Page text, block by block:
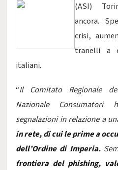
(ASI)
ancora.
crisi,
tranelli a
italiani.
“Il Comitato Regionale
Nazionale
segnalazioni in relazione a
in rete, di cui le prime a
dell’Ordine di Imperia.
frontiera del phishing,